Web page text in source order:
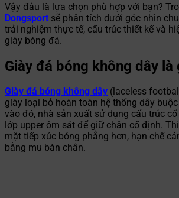
Vậy đâu là lựa chọn phù hợp với bạn?
Dongsport sẽ phân tích dưới góc nhìn
trải nghiệm thực tế, cấu trúc thiết kế và
giày bóng đá.
Giày đá bóng không dây là
Giày đá bóng không dây (laceless
giày loại bỏ hoàn toàn hệ thống dây
vào đó, nhà sản xuất sử dụng cấu trúc
lớp upper ôm sát để giữ chân cố định.
mặt tiếp xúc bóng phẳng hơn, hạn chế
bằng mu bàn chân.